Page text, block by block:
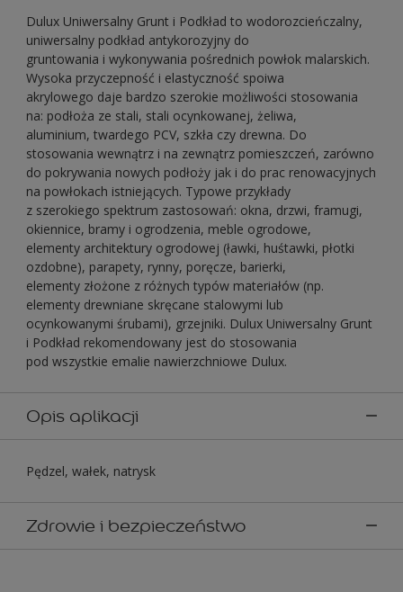
Dulux Uniwersalny Grunt i Podkład to wodorozcieńczalny,
uniwersalny podkład antykorozyjny do
gruntowania i wykonywania pośrednich powłok malarskich.
Wysoka przyczepność i elastyczność spoiwa
akrylowego daje bardzo szerokie możliwości stosowania
na: podłoża ze stali, stali ocynkowanej, żeliwa,
aluminium, twardego PCV, szkła czy drewna. Do
stosowania wewnątrz i na zewnątrz pomieszczeń, zarówno
do pokrywania nowych podłoży jak i do prac renowacyjnych
na powłokach istniejących. Typowe przykłady
z szerokiego spektrum zastosowań: okna, drzwi, framugi,
okiennice, bramy i ogrodzenia, meble ogrodowe,
elementy architektury ogrodowej (ławki, huśtawki, płotki
ozdobne), parapety, rynny, poręcze, barierki,
elementy złożone z różnych typów materiałów (np.
elementy drewniane skręcane stalowymi lub
ocynkowanymi śrubami), grzejniki. Dulux Uniwersalny Grunt
i Podkład rekomendowany jest do stosowania
pod wszystkie emalie nawierzchniowe Dulux.
Opis aplikacji
Pędzel, wałek, natrysk
Zdrowie i bezpieczeństwo